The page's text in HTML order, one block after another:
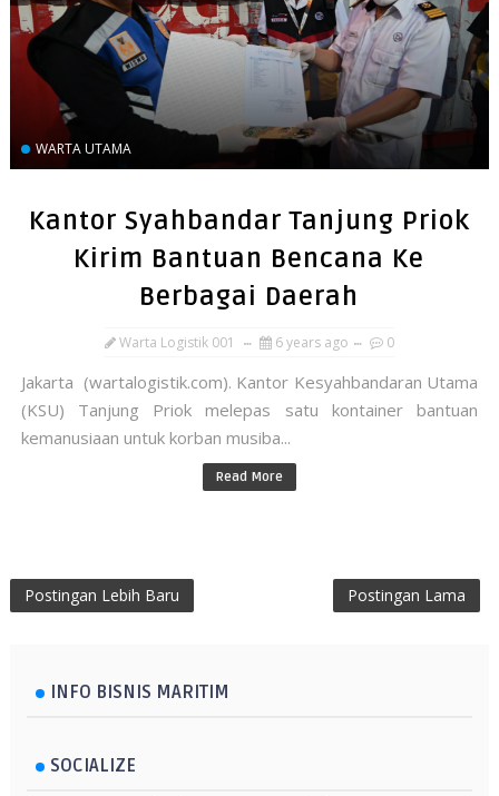
WARTA UTAMA
Kantor Syahbandar Tanjung Priok
Kirim Bantuan Bencana Ke
Berbagai Daerah
Warta Logistik 001 6 years ago 0
Jakarta (wartalogistik.com). Kantor Kesyahbandaran Utama
(KSU) Tanjung Priok melepas satu kontainer bantuan
kemanusiaan untuk korban musiba...
Read More
Postingan Lebih Baru Postingan Lama
INFO BISNIS MARITIM
SOCIALIZE